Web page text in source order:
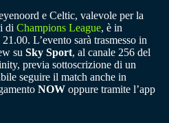
e Celtic, valevole per la
di Champions League, è in
L’evento sarà trasmesso in
su Sky Sport, al canale 256 del
previa sottoscrizione di un
seguire il match anche in
NOW oppure tramite l’app